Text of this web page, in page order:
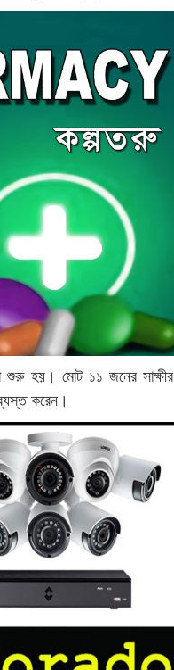
শুরু হয়। মোট ১১ জনের সাক্ষীর
করেন।